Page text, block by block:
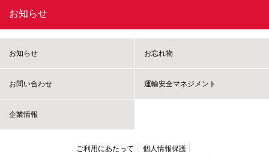
お知らせ
お知らせ お忘れ物
お問い合わせ 運輸安全マネジメント
企業情報
ご利用にあたって 個人情報保護